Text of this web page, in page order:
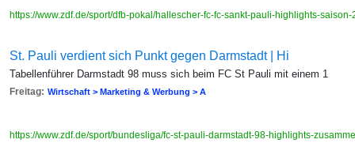
https://www.zdf.de/sport/dfb-pokal/hallescher-fc-fc-sankt-pauli-highlights-
St. Pauli verdient sich Punkt gegen Darmstadt | Hi
Tabellenführer Darmstadt 98 muss sich beim FC St Pauli mit einem 1
Freitag: Wirtschaft > Marketing & Werbung > A
https://www.zdf.de/sport/bundesliga/fc-st-pauli-darmstadt-98-highlights-